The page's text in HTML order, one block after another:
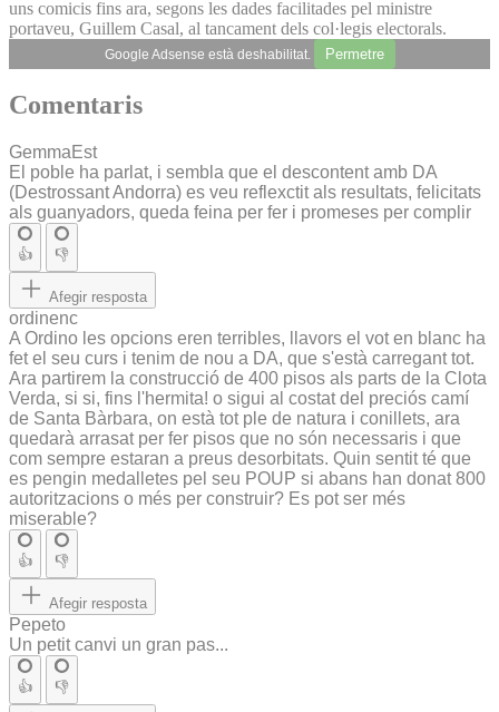
uns comicis fins ara, segons les dades facilitades pel ministre
portaveu, Guillem Casal, al tancament dels col·legis electorals.
Google Adsense està deshabilitat. Permetre
Comentaris
GemmaEst
El poble ha parlat, i sembla que el descontent amb DA
(Destrossant Andorra) es veu reflexctit als resultats, felicitats
als guanyadors, queda feina per fer i promeses per complir
👍 👎
Afegir resposta
ordinenc
A Ordino les opcions eren terribles, llavors el vot en blanc ha
fet el seu curs i tenim de nou a DA, que s'està carregant tot.
Ara partirem la construcció de 400 pisos als parts de la Clota
Verda, si si, fins l'hermita! o sigui al costat del preciós camí
de Santa Bàrbara, on està tot ple de natura i conillets, ara
quedarà arrasat per fer pisos que no són necessaris i que
com sempre estaran a preus desorbitats. Quin sentit té que
es pengin medalletes pel seu POUP si abans han donat 800
autoritzacions o més per construir? Es pot ser més
miserable?
👍 👎
Afegir resposta
Pepeto
Un petit canvi un gran pas...
👍 👎